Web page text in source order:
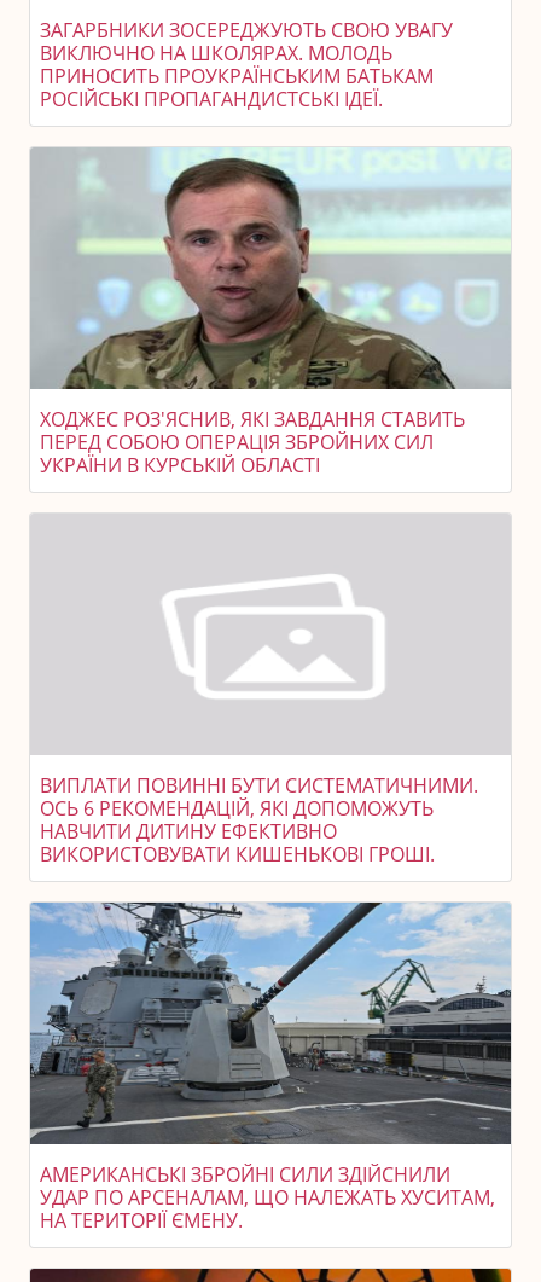
ЗАГАРБНИКИ ЗОСЕРЕДЖУЮТЬ СВОЮ УВАГУ
ВИКЛЮЧНО НА ШКОЛЯРАХ. МОЛОДЬ
ПРИНОСИТЬ ПРОУКРАЇНСЬКИМ БАТЬКАМ
РОСІЙСЬКІ ПРОПАГАНДИСТСЬКІ ІДЕЇ.
ХОДЖЕС РОЗ'ЯСНИВ, ЯКІ ЗАВДАННЯ СТАВИТЬ
ПЕРЕД СОБОЮ ОПЕРАЦІЯ ЗБРОЙНИХ СИЛ
УКРАЇНИ В КУРСЬКІЙ ОБЛАСТІ
ВИПЛАТИ ПОВИННІ БУТИ СИСТЕМАТИЧНИМИ.
ОСЬ 6 РЕКОМЕНДАЦІЙ, ЯКІ ДОПОМОЖУТЬ
НАВЧИТИ ДИТИНУ ЕФЕКТИВНО
ВИКОРИСТОВУВАТИ КИШЕНЬКОВІ ГРОШІ.
АМЕРИКАНСЬКІ ЗБРОЙНІ СИЛИ ЗДІЙСНИЛИ
УДАР ПО АРСЕНАЛАМ, ЩО НАЛЕЖАТЬ ХУСИТАМ,
НА ТЕРИТОРІЇ ЄМЕНУ.